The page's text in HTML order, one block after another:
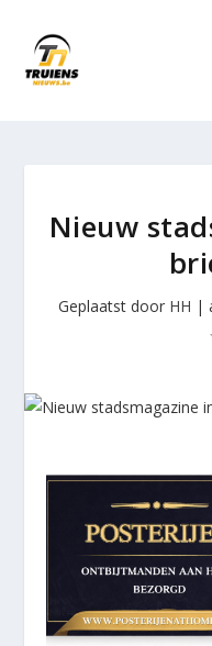
Nieuw
Geplaatst door HH |